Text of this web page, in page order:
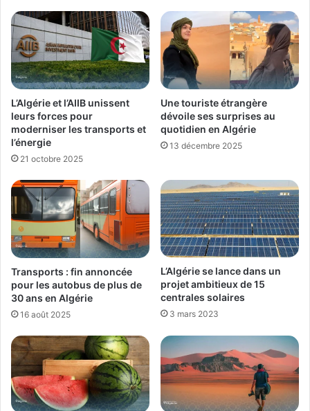
L’Algérie et l’AIIB unissent
leurs forces pour
moderniser les transports et
l’énergie
21 octobre 2025
Une touriste étrangère
dévoile ses surprises au
quotidien en Algérie
13 décembre 2025
Transports : fin annoncée
pour les autobus de plus de
30 ans en Algérie
16 août 2025
L’Algérie se lance dans un
projet ambitieux de 15
centrales solaires
3 mars 2023